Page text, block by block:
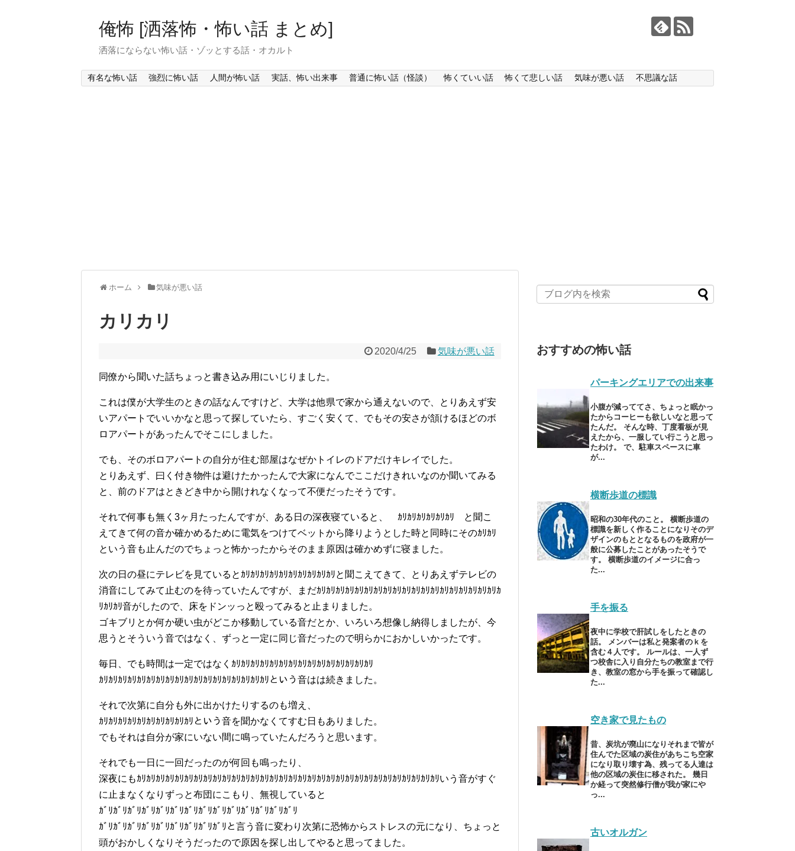
俺怖 [洒落怖・怖い話 まとめ]
洒落にならない怖い話・ゾッとする話・オカルト
有名な怖い話 強烈に怖い話 人間が怖い話 実話、怖い出来事 普通に怖い話（怪談） 怖くていい話 怖くて悲しい話 気味が悪い話 不思議な話
ホーム 気味が悪い話
カリカリ
2020/4/25 気味が悪い話
同僚から聞いた話ちょっと書き込み用にいじりました。
これは僕が大学生のときの話なんですけど、大学は他県で家から通えないので、とりあえず安
いアパートでいいかなと思って探していたら、すごく安くて、でもその安さが頷けるほどのボ
ロアパートがあったんでそこにしました。
でも、そのボロアパートの自分が住む部屋はなぜかトイレのドアだけキレイでした。
とりあえず、曰く付き物件は避けたかったんで大家になんでここだけきれいなのか聞いてみる
と、前のドアはときどき中から開けれなくなって不便だったそうです。
それで何事も無く3ヶ月たったんですが、ある日の深夜寝ていると、 ｶﾘｶﾘｶﾘｶﾘｶﾘｶﾘ と聞こ
えてきて何の音か確かめるために電気をつけてベットから降りようとした時と同時にそのｶﾘｶﾘ
という音も止んだのでちょっと怖かったからそのまま原因は確かめずに寝ました。
次の日の昼にテレビを見ているとｶﾘｶﾘｶﾘｶﾘｶﾘｶﾘｶﾘｶﾘｶﾘｶﾘと聞こえてきて、とりあえずテレビの
消音にしてみて止むのを待っていたんですが、まだｶﾘｶﾘｶﾘｶﾘｶﾘｶﾘｶﾘｶﾘｶﾘｶﾘｶﾘｶﾘｶﾘｶﾘｶﾘｶﾘｶﾘｶﾘｶﾘｶ
ﾘｶﾘｶﾘ音がしたので、床をドンッっと殴ってみると止まりました。
ゴキブリとか何か硬い虫がどこか移動している音だとか、いろいろ想像し納得しましたが、今
思うとそういう音ではなく、ずっと一定に同じ音だったので明らかにおかしいかったです。
毎日、でも時間は一定ではなくｶﾘｶﾘｶﾘｶﾘｶﾘｶﾘｶﾘｶﾘｶﾘｶﾘｶﾘｶﾘｶﾘｶﾘｶﾘ
ｶﾘｶﾘｶﾘｶﾘｶﾘｶﾘｶﾘｶﾘｶﾘｶﾘｶﾘｶﾘｶﾘｶﾘｶﾘｶﾘｶﾘｶﾘという音はは続きました。
それで次第に自分も外に出かけたりするのも増え、
ｶﾘｶﾘｶﾘｶﾘｶﾘｶﾘｶﾘｶﾘｶﾘｶﾘという音を聞かなくてすむ日もありました。
でもそれは自分が家にいない間に鳴っていたんだろうと思います。
それでも一日に一回だったのが何回も鳴ったり、
深夜にもｶﾘｶﾘｶﾘｶﾘｶﾘｶﾘｶﾘｶﾘｶﾘｶﾘｶﾘｶﾘｶﾘｶﾘｶﾘｶﾘｶﾘｶﾘｶﾘｶﾘｶﾘｶﾘｶﾘｶﾘｶﾘｶﾘｶﾘｶﾘｶﾘｶﾘｶﾘｶﾘいう音がすぐ
に止まなくなりずっと布団にこもり、無視していると
ｶﾞﾘｶﾞﾘｶﾞﾘｶﾞﾘｶﾞﾘｶﾞﾘｶﾞﾘｶﾞﾘｶﾞﾘｶﾞﾘｶﾞﾘｶﾞﾘｶﾞﾘｶﾞﾘ
ｶﾞﾘｶﾞﾘｶﾞﾘｶﾞﾘｶﾞﾘｶﾞﾘｶﾞﾘｶﾞﾘｶﾞﾘと言う音に変わり次第に恐怖からストレスの元になり、ちょっと
頭がおかしくなりそうだったので原因を探し出してやると思ってました。
おすすめの怖い話
パーキングエリアでの出来事
小腹が減っててさ、ちょっと眠かっ
たからコーヒーも欲しいなと思って
たんだ。 そんな時、丁度看板が見
えたから、一服してい行こうと思っ
たわけ。 で、駐車スペースに車
が...
横断歩道の標識
昭和の30年代のこと。 横断歩道の
標識を新しく作ることになりそのデ
ザインのもととなるものを政府が一
般に公募したことがあったそうで
す。 横断歩道のイメージに合っ
た...
手を振る
夜中に学校で肝試しをしたときの
話。 メンバーは私と発案者のｋを
含む４人です。 ルールは、一人ず
つ校舎に入り自分たちの教室まで行
き、教室の窓から手を振って確認し
た...
空き家で見たもの
昔、炭坑が廃山になりそれまで皆が
住んでた区域の炭住があちこち空家
になり取り壊す為、残ってる人達は
他の区域の炭住に移された。 幾日
か経って突然修行僧が我が家にや
っ...
古いオルガン